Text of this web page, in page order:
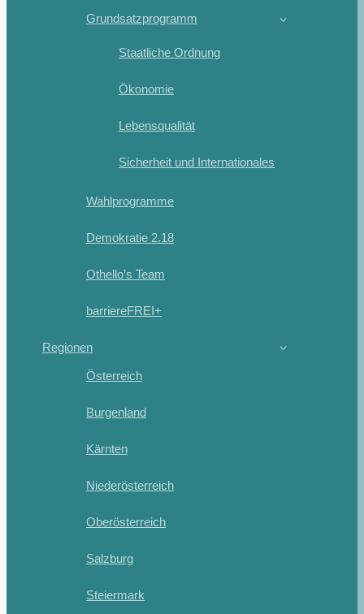
Grundsatzprogramm
Staatliche Ordnung
Ökonomie
Lebensqualität
Sicherheit und Internationales
Wahlprogramme
Demokratie 2.18
Othello’s Team
barriereFREI+
Regionen
Österreich
Burgenland
Kärnten
Niederösterreich
Oberösterreich
Salzburg
Steiermark